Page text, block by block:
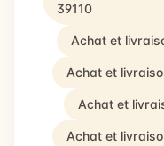
39110
Achat et
Achat et
Achat et
Achat et